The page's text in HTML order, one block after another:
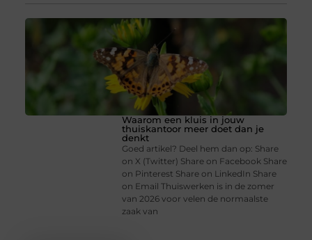
Waarom een kluis in jouw
thuiskantoor meer doet dan je
denkt
Goed artikel? Deel hem dan op: Share
on X (Twitter) Share on Facebook Share
on Pinterest Share on LinkedIn Share
on Email Thuiswerken is in de zomer
van 2026 voor velen de normaalste
zaak van